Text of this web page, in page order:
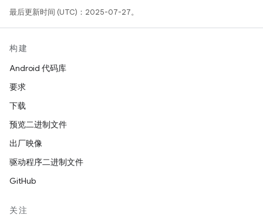
最后更新时间 (UTC)：2025-07-27。
构建
Android 代码库
要求
下载
预览二进制文件
出厂映像
驱动程序二进制文件
GitHub
关注